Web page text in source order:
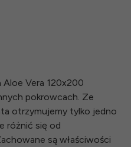
Vera 120x200
pokrowcach. Ze
otrzymujemy tylko jedno
różnić się od
są właściwości